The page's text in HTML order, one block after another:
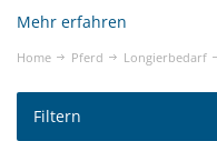
Mehr erfahren
Home Pferd Longierbedarf
Filtern